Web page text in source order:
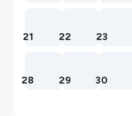
21 22 23
28 29 30